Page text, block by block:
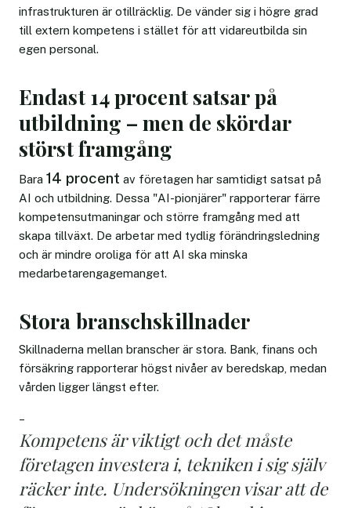
infrastrukturen är otillräcklig. De vänder sig i högre grad
till extern kompetens i stället för att vidareutbilda sin
egen personal.
Endast 14 procent satsar på
utbildning – men de skördar
störst framgång
Bara 14 procent av företagen har samtidigt satsat på
AI och utbildning. Dessa "AI-pionjärer" rapporterar färre
kompetensutmaningar och större framgång med att
skapa tillväxt. De arbetar med tydlig förändringsledning
och är mindre oroliga för att AI ska minska
medarbetarengagemanget.
Stora branschskillnader
Skillnaderna mellan branscher är stora. Bank, finans och
försäkring rapporterar högst nivåer av beredskap, medan
vården ligger längst efter.
–
Kompetens är viktigt och det måste
företagen investera i, tekniken i sig själv
räcker inte. Undersökningen visar att de